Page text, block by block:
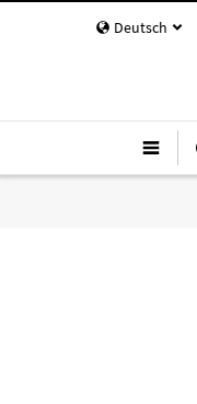
Deutsch